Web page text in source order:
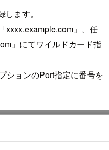
ます。
xxxx.example.com」、任
」にてワイルドカード指
ションのPort指定に番号を